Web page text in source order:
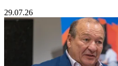
29.07.26